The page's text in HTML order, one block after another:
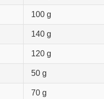
100 g
140 g
120 g
50 g
70 g